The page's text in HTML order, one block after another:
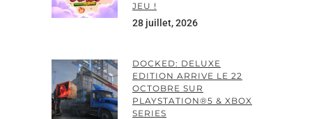
JEU !
28 juillet, 2026
DOCKED: DELUXE
EDITION ARRIVE LE 22
OCTOBRE SUR
PLAYSTATION®5 & XBOX
SERIES